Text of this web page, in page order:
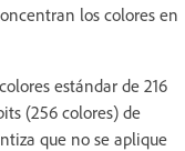
los colores en
estándar de 216
(256 colores) de
que no se aplique